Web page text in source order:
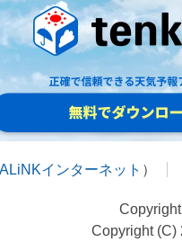
ALiNKインターネット ）
Copyright (C)